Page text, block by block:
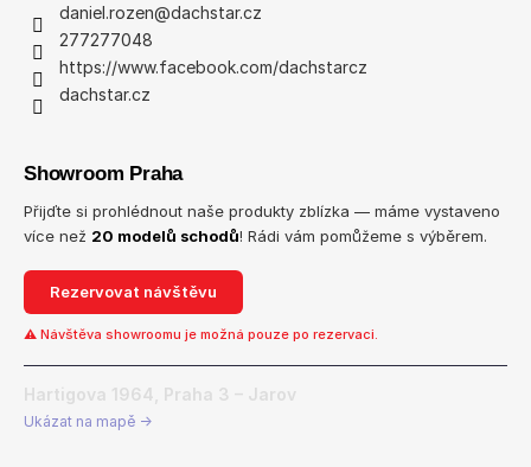
daniel.rozen@dachstar.cz
277277048
https://www.facebook.com/dachstarcz
dachstar.cz
Showroom Praha
Přijďte si prohlédnout naše produkty zblízka — máme vystaveno
více než 20 modelů schodů! Rádi vám pomůžeme s výběrem.
Rezervovat návštěvu
⚠ Návštěva showroomu je možná pouze po rezervaci.
Hartigova 1964, Praha 3 – Jarov
Ukázat na mapě →